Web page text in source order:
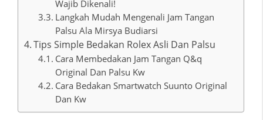
Wajib Dikenali!
Langkah Mudah Mengenali Jam Tangan
Palsu Ala Mirsya Budiarsi
Tips Simple Bedakan Rolex Asli Dan Palsu
Cara Membedakan Jam Tangan Q&q
Original Dan Palsu Kw
Cara Bedakan Smartwatch Suunto Original
Dan Kw